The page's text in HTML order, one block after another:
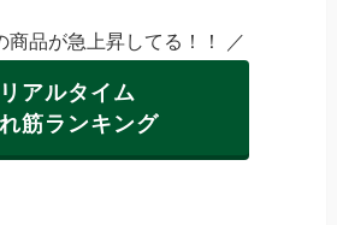
商品が急上昇してる！！ ／
リアルタイム
筋ランキング